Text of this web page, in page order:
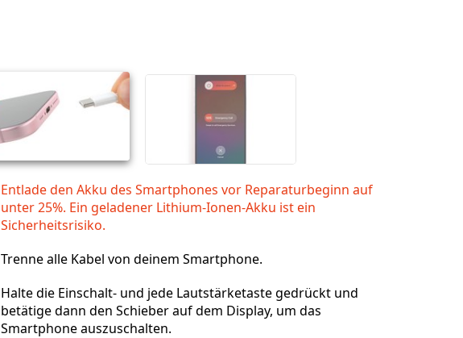
Entlade den Akku des Smartphones vor Reparaturbeginn auf
unter 25%. Ein geladener Lithium-Ionen-Akku ist ein
Sicherheitsrisiko.
Trenne alle Kabel von deinem Smartphone.
Halte die Einschalt- und jede Lautstärketaste gedrückt und
betätige dann den Schieber auf dem Display, um das
Smartphone auszuschalten.